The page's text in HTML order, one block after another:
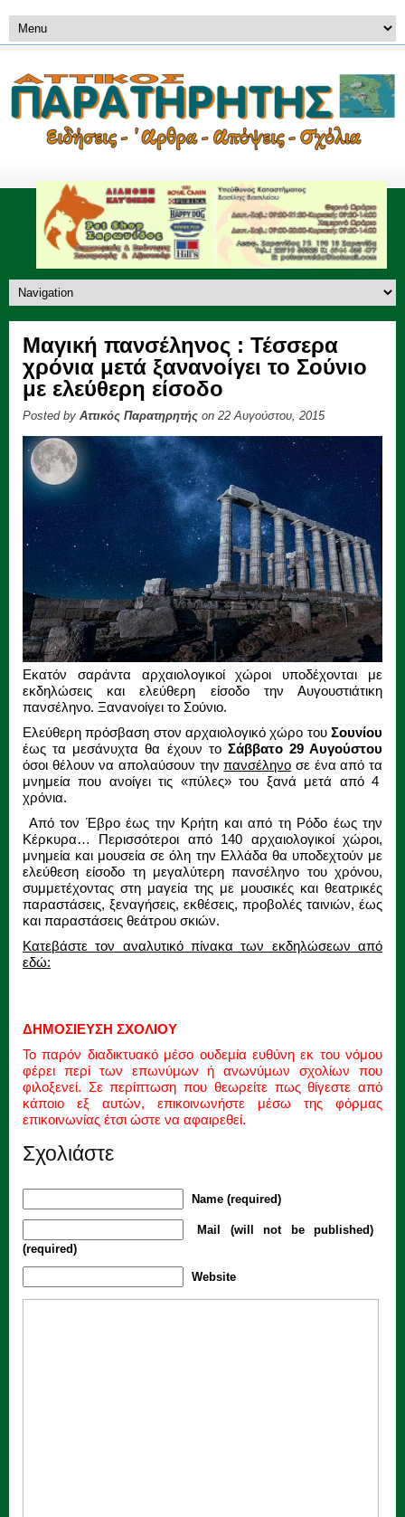
Μαγική πανσέληνος : Τέσσερα
χρόνια μετά ξανανοίγει το Σούνιο
με ελεύθερη είσοδο
Posted by Αττικός Παρατηρητής on 22 Αυγούστου, 2015
Εκατόν σαράντα αρχαιολογικοί χώροι υποδέχονται με
εκδηλώσεις και ελεύθερη είσοδο την Αυγουστιάτικη
πανσέληνο. Ξανανοίγει το Σούνιο.
Ελεύθερη πρόσβαση στον αρχαιολογικό χώρο τουΣουνίου
έως τα μεσάνυχτα θα έχουν το Σάββατο 29 Αυγούστου
όσοι θέλουν να απολαύσουν τηνπανσέληνο σε ένα από τα
μνημεία που ανοίγει τις «πύλες» του ξανά μετά από 4
χρόνια.
Από τον Έβρο έως την Κρήτη και από τη Ρόδο έως την
Κέρκυρα… Περισσότεροι από 140 αρχαιολογικοί χώροι,
μνημεία και μουσεία σε όλη την Ελλάδα θα υποδεχτούν με
ελεύθεση είσοδο τη μεγαλύτερη πανσέληνο του χρόνου,
συμμετέχοντας στη μαγεία της με μουσικές και θεατρικές
παραστάσεις, ξεναγήσεις, εκθέσεις, προβολές ταινιών, έως
και παραστάσεις θεάτρου σκιών.
Κατεβάστε τον αναλυτικό πίνακα των εκδηλώσεων από
εδώ:
ΔΗΜΟΣΙΕΥΣΗ ΣΧΟΛΙΟΥ
Το παρόν διαδικτυακό μέσο ουδεμία ευθύνη εκ του νόμου
φέρει περί των επωνύμων ή ανωνύμων σχολίων που
φιλοξενεί. Σε περίπτωση που θεωρείτε πως θίγεστε από
κάποιο εξ αυτών, επικοινωνήστε μέσω της φόρμας
επικοινωνίας έτσι ώστε να αφαιρεθεί.
Σχολιάστε
Name (required)
Mail (will not be published)
(required)
Website